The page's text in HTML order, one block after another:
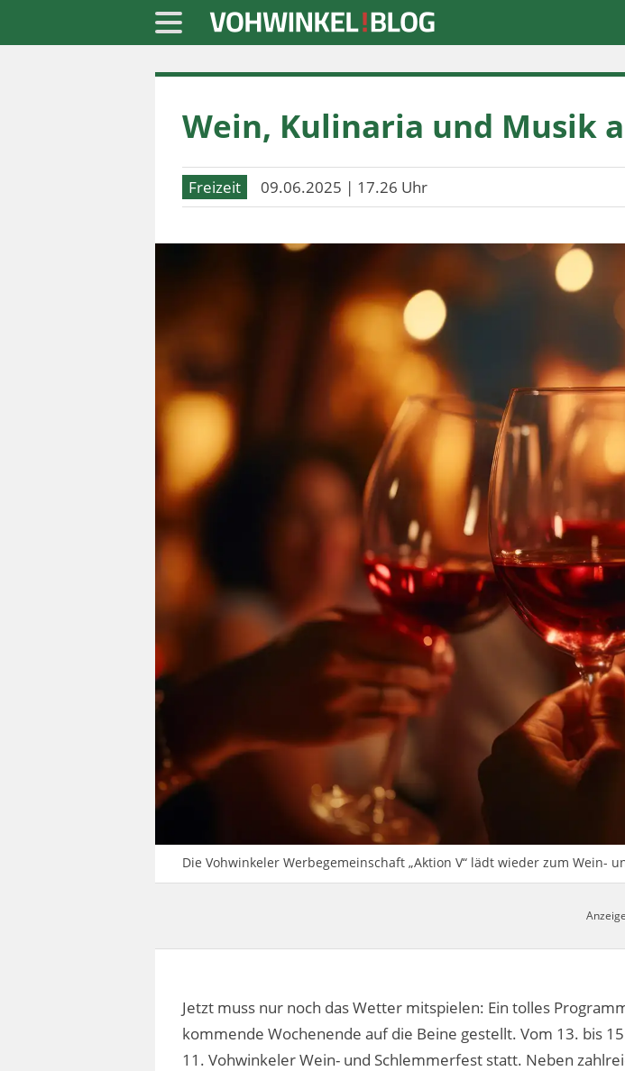
Startseite
» Blaulicht
» Notizen
Datenschutz
Impressum
Wein, Kulinaria und Musik
Freizeit 09.06.2025 | 17.26 Uhr
Die Vohwinkeler Werbegemeinschaft „Aktion V“ lädt wieder zum
Jetzt muss nur noch das Wetter mitspielen: Ein tolles
kommende Wochenende auf die Beine gestellt. Vom 13. bis
11. Vohwinkeler Wein- und Schlemmerfest statt. Neben